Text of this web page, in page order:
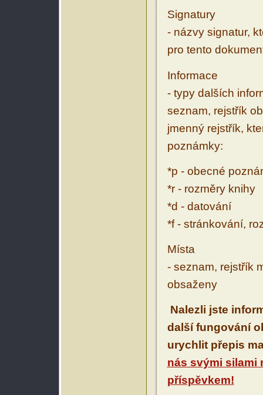
Signatury
- názvy signatur,
pro tento
Informace
- typy dalších
seznam, rejstřík
jmenný rejstřík,
poznámky:
*p - obecné
*r - rozměry knihy
*d - datování
*f - stránkování,
Místa
- seznam, rejstřík
obsaženy
Nalezli jste
další fungování
urychlit přepis
nás svými silami
příspěvkem!